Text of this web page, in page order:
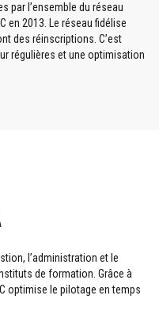
par l’ensemble du réseau
en 2013. Le réseau fidélise
des réinscriptions. C’est
régulières et une optimisation
l’administration et le
de formation. Grâce à
optimise le pilotage en temps